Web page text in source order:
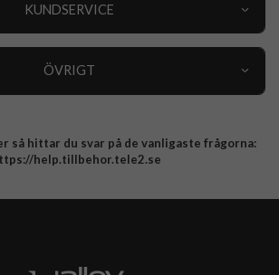
KUNDSERVICE
ÖVRIGT
så hittar du svar på de vanligaste frågorna:
help.tillbehor.tele2.se